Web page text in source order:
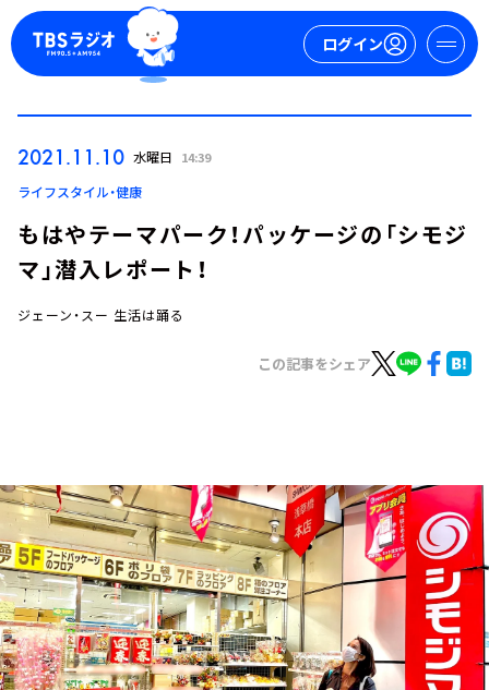
ログイン
ログイン
お知らせ
イベント・グッズ
YouTube
会社情報
2021.11.10 水曜日 14:39
ライフスタイル・健康
もはやテーマパーク！パッケージの「シモジ
マ」潜入レポート！
ジェーン・スー 生活は踊る
この記事をシェア